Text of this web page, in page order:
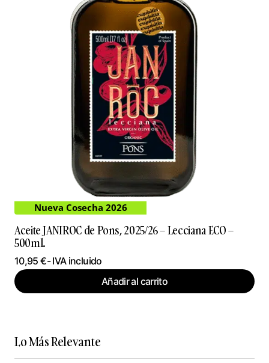
Nueva Cosecha 2026
Aceite JANIROC de Pons, 2025/26 – Lecciana ECO –
500ml.
10,95€- IVA incluido
Añadir al carrito
Lo Más Relevante